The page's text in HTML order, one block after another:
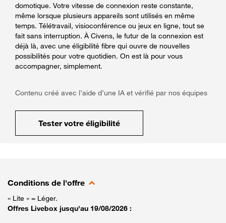
domotique. Votre vitesse de connexion reste constante,
même lorsque plusieurs appareils sont utilisés en même
temps. Télétravail, visioconférence ou jeux en ligne, tout se
fait sans interruption. À Civens, le futur de la connexion est
déjà là, avec une éligibilité fibre qui ouvre de nouvelles
possibilités pour votre quotidien. On est là pour vous
accompagner, simplement.
Contenu créé avec l’aide d’une IA et vérifié par nos équipes
Tester votre éligibilité
Conditions de l'offre
« Lite » = Léger.
Offres Livebox jusqu'au 19/08/2026 :